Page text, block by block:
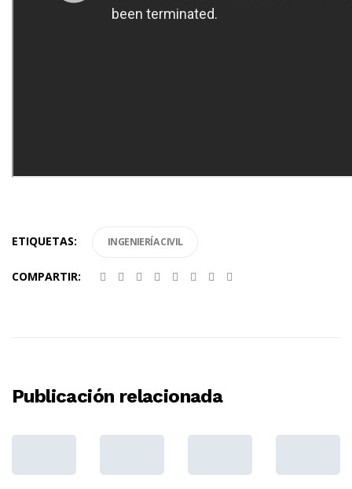
ETIQUETAS: INGENIERÍA CIVIL
COMPARTIR:
Publicación relacionada